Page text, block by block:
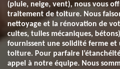
(pluie, neige, vent), nous vous
traitement de toiture. Nous
nettoyage et la rénovation de
cuites, tuiles mécaniques,
fournissent une solidité ferme
toiture. Pour parfaire
appel à notre équipe. Nous